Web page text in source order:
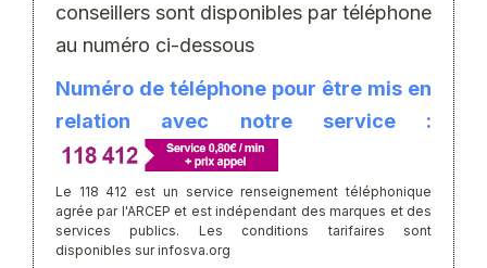
conseillers sont disponibles par téléphone
au numéro ci-dessous
Numéro de téléphone pour être mis en
relation avec notre service :
Le 118 412 est un service renseignement téléphonique
agrée par l'ARCEP et est indépendant des marques et des
services publics. Les conditions tarifaires sont
disponibles sur infosva.org